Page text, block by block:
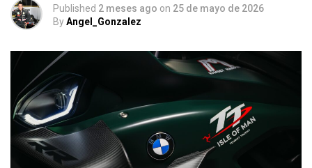
Published 2 meses ago on 25 de mayo de 2026
ByAngel_Gonzalez